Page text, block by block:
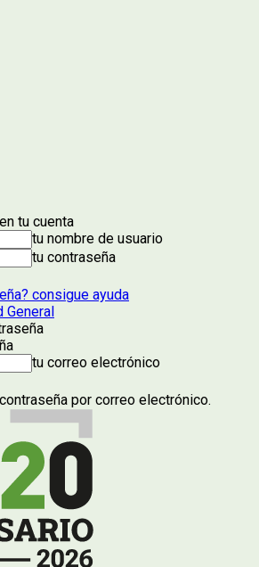
tu cuenta
tu nombre de usuario
tu contraseña
consigue ayuda
General
tu correo electrónico
por correo electrónico.